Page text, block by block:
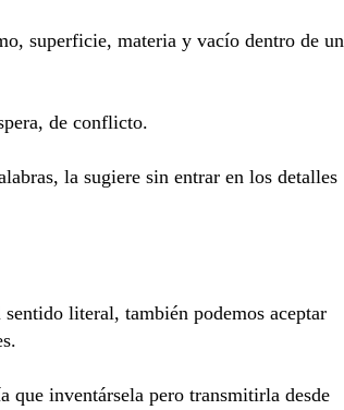
superficie, materia y vacío dentro de un
de conflicto.
la sugiere sin entrar en los detalles
literal, también podemos aceptar
que inventársela pero transmitirla desde